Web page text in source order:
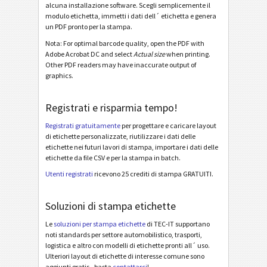
GM Europe 1724-A-KLT - Small Containers (2001)
CAT
Caterpillar
GS1
O Odette
G Galia
B BOSCH
MAT Etichette MAT
LTO Etichette LTO
alcuna installazione software. Scegli semplicemente il
modulo etichetta, immetti i dati dell´ etichetta e genera
un PDF pronto per la stampa.
Nota: For optimal barcode quality, open the PDF with
Adobe Acrobat DC and selectActual sizewhen printing.
Other PDF readers may have inaccurate output of
graphics.
Registrati e risparmia tempo!
Registrati gratuitamente per progettare e caricare layout
di etichette personalizzate, riutilizzare i dati delle
etichette nei futuri lavori di stampa, importare i dati delle
etichette da file CSV e per la stampa in batch.
Utenti registrati ricevono 25 crediti di stampa GRATUITI.
Soluzioni di stampa etichette
Le soluzioni per stampa etichette di TEC-IT supportano
noti standards per settore automobilistico, trasporti,
logistica e altro con modelli di etichette pronti all´ uso.
Ulteriori layout di etichette di interesse comune sono